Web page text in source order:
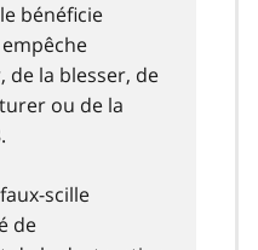
bénéficie
de la blesser, de
ou de la
scille
de